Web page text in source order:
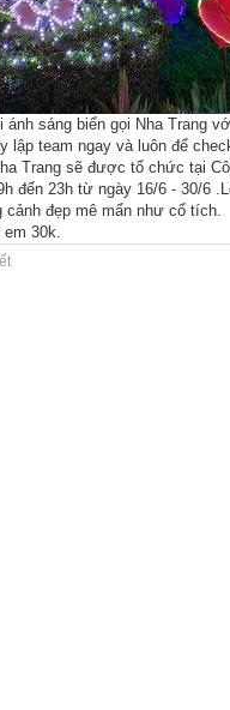
sáng biển gọi Nha Trang
lập team ngay và luôn để
Trang sẽ được tổ chức tại
đến 23h từ ngày 16/6 - 30/6
đẹp mê mẩn như cổ tích.
30k.